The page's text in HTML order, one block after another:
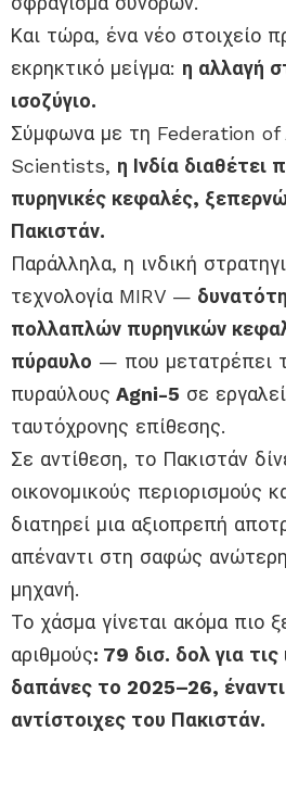
Και τώρα, ένα νέο στοιχείο
εκρηκτικό μείγμα: η αλλαγή
ισοζύγιο.
Σύμφωνα με τη Federation of
Scientists, η Ινδία διαθέτει
πυρηνικές κεφαλές,
Πακιστάν.
Παράλληλα, η ινδική
τεχνολογία MIRV —
πολλαπλών πυρηνικών
πύραυλο — που μετατρέπει
πυραύλους Agni-5 σε
ταυτόχρονης επίθεσης.
Σε αντίθεση, το Πακιστάν
οικονομικούς περιορισμούς
διατηρεί μια αξιοπρεπή
απέναντι στη σαφώς ανώτερη
μηχανή.
Το χάσμα γίνεται ακόμα πιο
αριθμούς: 79 δισ. δολ για τις
δαπάνες το 2025–26, έναντι
αντίστοιχες του Πακιστάν.